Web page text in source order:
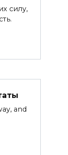
силу,
and